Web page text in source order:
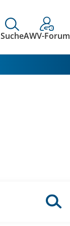
SucheAWV-Forum